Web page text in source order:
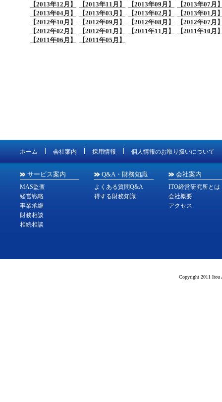
【2013年12月】
【2013年11月】 【2013年09月】
【2013年07月
【2013年04月】
【2013年03月】 【2013年02月】
【2013年01月
【2012年10月】
【2012年09月】 【2012年08月】
【2012年07月
【2012年02月】
【2012年01月】 【2011年11月】
【2011年10月
【2011年06月】
【2011年05月】
ホーム 会社案内 採用情報 個人情報のお取り扱いについて
サービス案内
MAS監査
経営戦略
事業承継
財務相談
相続相談
Q&A・財務知識
よくある質問Q&A
得する財務知識
会社案内
ITO経営研究所とは
会社概要
アクセス
Copyright 2011 Itou